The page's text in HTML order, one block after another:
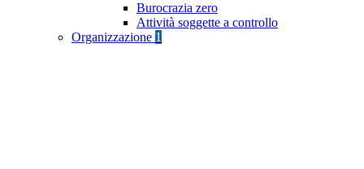
Burocrazia zero
Attività soggette a controllo
Organizzazione 1